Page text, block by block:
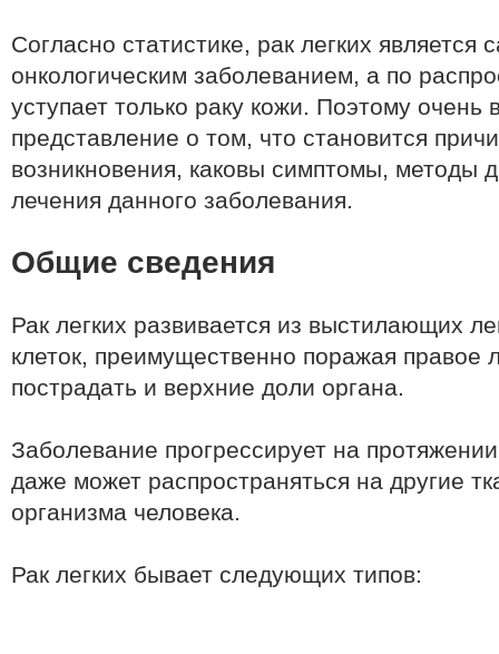
Согласно статистике, рак легких
онкологическим заболеванием, а по
уступает только раку кожи. Поэтому очень
представление о том, что становится
возникновения, каковы симптомы, методы
лечения данного заболевания.
Общие сведения
Рак легких развивается из выстилающих
клеток, преимущественно поражая правое
пострадать и верхние доли органа.
Заболевание прогрессирует на
даже может распространяться на другие
организма человека.
Рак легких бывает следующих типов: